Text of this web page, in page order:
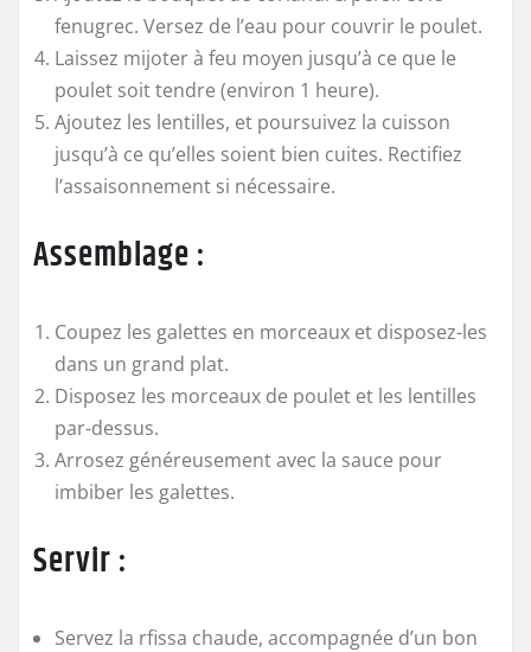
fenugrec. Versez de l’eau pour couvrir le poulet.
Laissez mijoter à feu moyen jusqu’à ce que le
poulet soit tendre (environ 1 heure).
Ajoutez les lentilles, et poursuivez la cuisson
jusqu’à ce qu’elles soient bien cuites. Rectifiez
l’assaisonnement si nécessaire.
Assemblage :
Coupez les galettes en morceaux et disposez-les
dans un grand plat.
Disposez les morceaux de poulet et les lentilles
par-dessus.
Arrosez généreusement avec la sauce pour
imbiber les galettes.
Servir :
Servez la rfissa chaude, accompagnée d’un bon